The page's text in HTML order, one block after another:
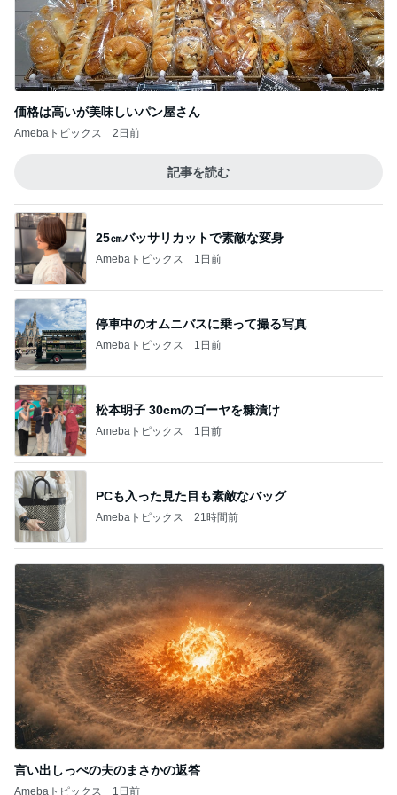
価格は高いが美味しいパン屋さん
Amebaトピックス 2日前
記事を読む
25㎝バッサリカットで素敵な変身
Amebaトピックス 1日前
停車中のオムニバスに乗って撮る写真
Amebaトピックス 1日前
松本明子 30cmのゴーヤを糠漬け
Amebaトピックス 1日前
PCも入った見た目も素敵なバッグ
Amebaトピックス 21時間前
言い出しっぺの夫のまさかの返答
Amebaトピックス 1日前